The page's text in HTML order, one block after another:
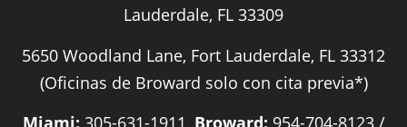
Lauderdale, FL 33309
5650 Woodland Lane, Fort Lauderdale, FL 33312
(Oficinas de Broward solo con cita previa*)
Miami: 305-631-1911, Broward: 954-704-8123 /